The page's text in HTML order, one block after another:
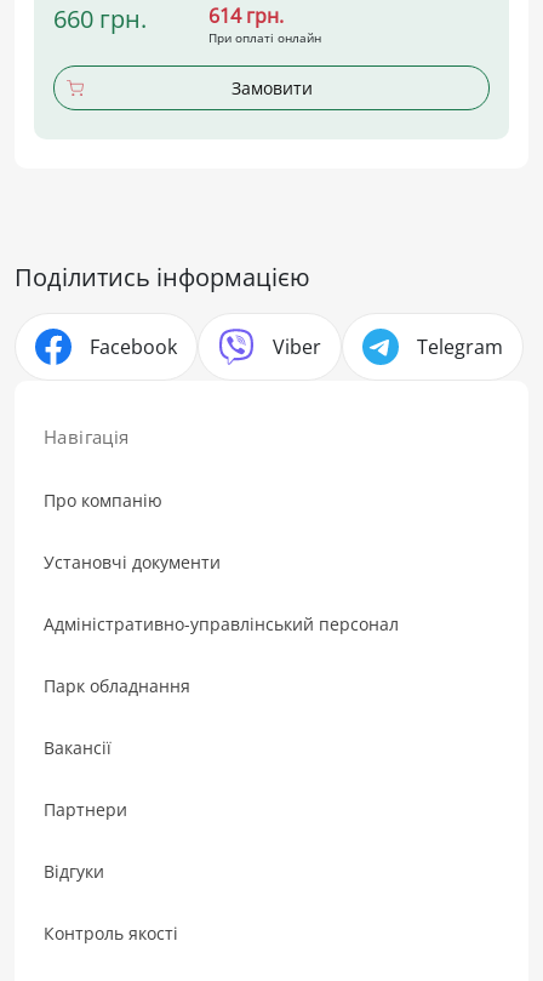
Навігація
Про компанію
Установчі документи
Адміністративно-управлінський персонал
Парк обладнання
Вакансії
Партнери
Відгуки
Контроль якості
660 грн. 614 грн.
При оплаті онлайн
Замовити
Поділитись інформацією
Facebook Viber Telegram